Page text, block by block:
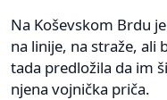
Na Koševskom Brdu
na linije, na straže, ali
tada predložila da im
njena vojnička priča.